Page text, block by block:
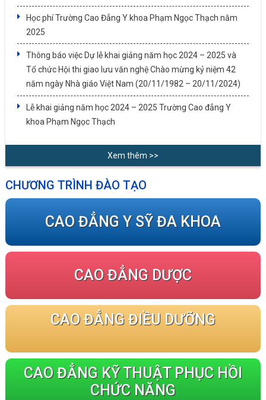
Học phí Trường Cao Đẳng Y khoa Phạm Ngọc Thạch năm
2025
Thông báo việc Dự lễ khai giảng năm học 2024 – 2025 và
Tổ chức Hội thi giao lưu văn nghệ Chào mừng kỷ niệm 42
năm ngày Nhà giáo Việt Nam (20/11/1982 – 20/11/2024)
Lễ khai giảng năm học 2024 – 2025 Trường Cao đẳng Y
khoa Phạm Ngọc Thạch
Xem thêm >>
CHƯƠNG TRÌNH ĐÀO TẠO
CAO ĐẲNG Y SỸ ĐA KHOA
CAO ĐẲNG DƯỢC
CAO ĐẲNG ĐIỀU DƯỠNG
CAO ĐẲNG KỸ THUẬT PHỤC HỒI
CHỨC NĂNG